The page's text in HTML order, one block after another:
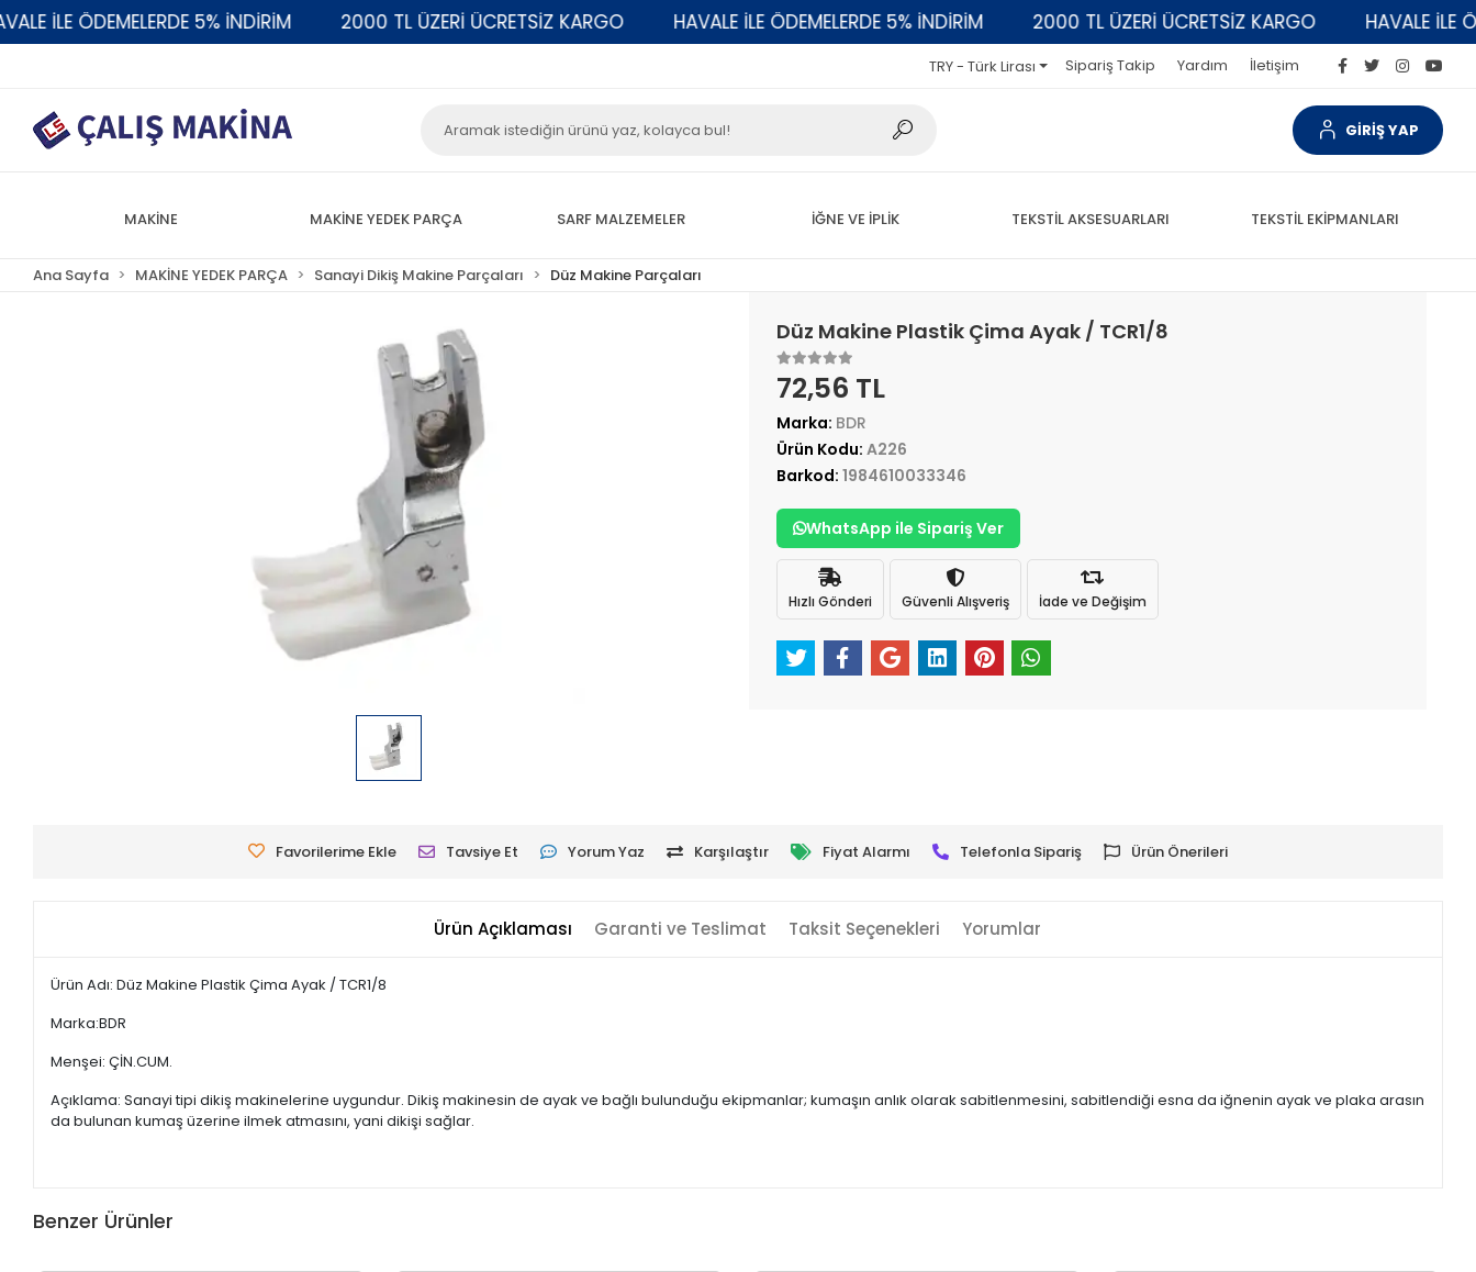
İLE ÖDEMELERDE 5% İNDİRİM 2000 TL ÜZERİ ÜCRETSİZ KARGO HAVALE İLE ÖDEMELERDE 5% İNDİRİM 2000 TL ÜZERİ ÜCRETSİZ KARGO HAVALE İLE
TRY - Türk Lirası Sipariş Takip Yardım İletişim
GİRİŞ YAP
MAKİNE MAKİNE YEDEK PARÇA SARF MALZEMELER İĞNE VE İPLİK TEKSTİL AKSESUARLARI TEKSTİL EKİPMANLARI
Ana Sayfa MAKİNE YEDEK PARÇA Sanayi Dikiş Makine Parçaları Düz Makine Parçaları
Düz Makine Plastik Çima Ayak / TCR1/8
72,56 TL
Marka: BDR
Ürün Kodu: A226
Barkod: 1984610033346
WhatsApp ile Sipariş Ver
Hızlı Gönderi Güvenli Alışveriş İade ve Değişim
Favorilerime Ekle Tavsiye Et Yorum Yaz Karşılaştır Fiyat Alarmı Telefonla Sipariş Ürün Önerileri
Ürün Açıklaması Garanti ve Teslimat Taksit Seçenekleri Yorumlar
Ürün Adı: Düz Makine Plastik Çima Ayak / TCR1/8
Marka:BDR
Menşei: ÇİN.CUM.
Açıklama: Sanayi tipi dikiş makinelerine uygundur. Dikiş makinesin de ayak ve bağlı bulunduğu ekipmanlar; kumaşın anlık olarak sabitlenmesini, sabitlendiği esna da iğnenin ayak ve plaka arasın
da bulunan kumaş üzerine ilmek atmasını, yani dikişi sağlar.
Benzer Ürünler